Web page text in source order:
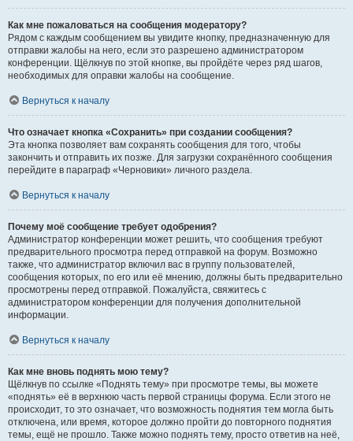
Как мне пожаловаться на сообщения модератору?
Рядом с каждым сообщением вы увидите кнопку, предназначенную для
отправки жалобы на него, если это разрешено администратором
конференции. Щёлкнув по этой кнопке, вы пройдёте через ряд шагов,
необходимых для оправки жалобы на сообщение.
Вернуться к началу
Что означает кнопка «Сохранить» при создании сообщения?
Эта кнопка позволяет вам сохранять сообщения для того, чтобы
закончить и отправить их позже. Для загрузки сохранённого сообщения
перейдите в параграф «Черновики» личного раздела.
Вернуться к началу
Почему моё сообщение требует одобрения?
Администратор конференции может решить, что сообщения требуют
предварительного просмотра перед отправкой на форум. Возможно
также, что администратор включил вас в группу пользователей,
сообщения которых, по его или её мнению, должны быть предварительно
просмотрены перед отправкой. Пожалуйста, свяжитесь с
администратором конференции для получения дополнительной
информации.
Вернуться к началу
Как мне вновь поднять мою тему?
Щёлкнув по ссылке «Поднять тему» при просмотре темы, вы можете
«поднять» её в верхнюю часть первой страницы форума. Если этого не
происходит, то это означает, что возможность поднятия тем могла быть
отключена, или время, которое должно пройти до повторного поднятия
темы, ещё не прошло. Также можно поднять тему, просто ответив на неё,